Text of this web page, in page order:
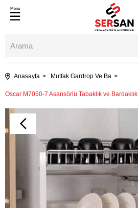
Menu
Anasayfa Mutfak Gardrop Ve Ba
Oscar M7050-7 Asansörlü Tabaklık ve Bardaklık